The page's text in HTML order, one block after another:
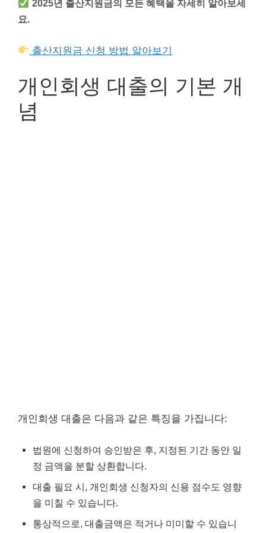
2025년 출산지원금의 모든 혜택을 자세히 알아보세
요.
출산지원금 신청 방법 알아보기
개인회생 대출의 기본 개
념
개인회생 대출은 다음과 같은 특징을 가집니다:
법원에 신청하여 승인받은 후, 지정된 기간 동안 일
정 금액을 분할 상환합니다.
대출 필요 시, 개인회생 신청자의 신용 점수도 영향
을 미칠 수 있습니다.
통상적으로, 대출금액은 적거나 미미할 수 있습니